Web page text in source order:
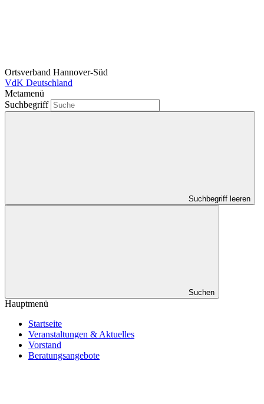
Ortsverband Hannover-Süd
VdK Deutschland
Metamenü
Suchbegriff
Suchbegriff leeren
Suchen
Hauptmenü
Startseite
Veranstaltungen & Aktuelles
Vorstand
Beratungsangebote